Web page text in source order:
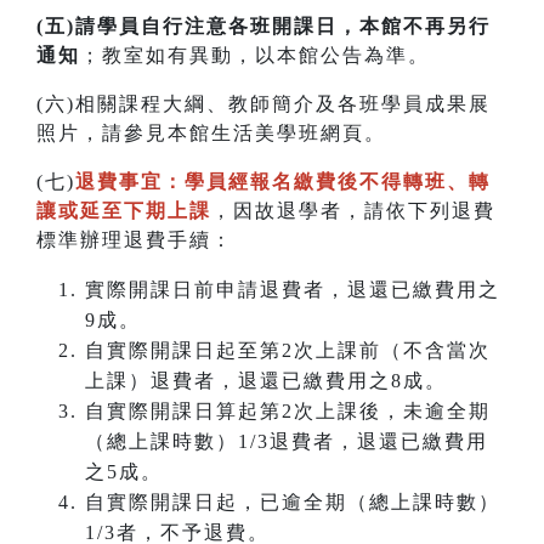
(五)請學員自行注意各班開課日，本館不再另行
通知 ；教室如有異動，以本館公告為準。
(六)相關課程大綱、教師簡介及各班學員成果展
照片，請參見本館生活美學班網頁。
(七)退費事宜：學員經報名繳費後不得轉班、 轉
讓或延至下期上課 ，因故退學者，請依下列退費
標準辦理退費手續：
實際開課日前申請退費者，退還已繳費用之
9成。
自實際開課日起至第2次上課前（不含當次
上課）退費者，退還已繳費用之8成。
自實際開課日算起第2次上課後，未逾全期
（總上課時數）1/3退費者，退還已繳費用
之5成。
自實際開課日起，已逾全期（總上課時數）
1/3者，不予退費。